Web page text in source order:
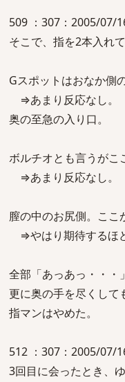
509 ：307：2005/07/
そこで、指を2本入れ
Gスポットはおなか側
⇒あまり反応なし。
奥の至急の入り口。
ボルチオとも言うがこ
⇒あまり反応なし。
膣の中のお尻側。ここ
⇒やはり期待するほ
全部「あっあっ・・・
更に奥の手を尽くして
指マンはやめた。
512 ：307：2005/07/
3回目に会ったとき、